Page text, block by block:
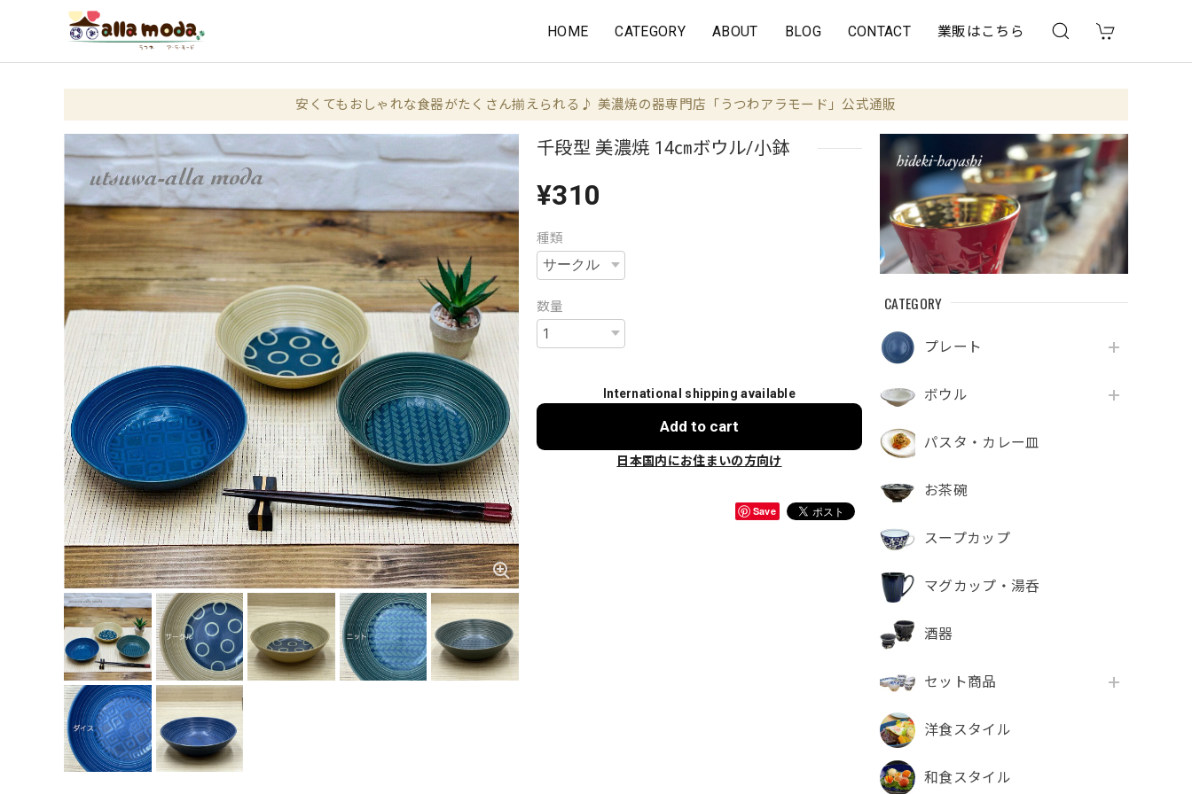
HOME CATEGORY ABOUT BLOG CONTACT 業販はこちら
安くてもおしゃれな食器がたくさん揃えられる♪ 美濃焼の器専門店「うつわアラモード」公式通販
CATEGORY
プレート
ボウル
パスタ・カレー皿
お茶碗
スープカップ
マグカップ・湯呑
酒器
セット商品
洋食スタイル
和食スタイル
千段型 美濃焼 14㎝ボウル/小鉢
¥310
種類
数量
International shipping available
Add to cart
日本国内にお住まいの方向け
Save